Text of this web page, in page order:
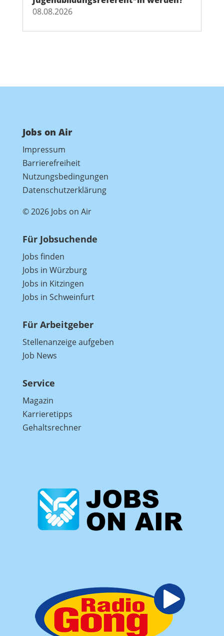
08.08.2026
Jobs on Air
Impressum
Barrierefreiheit
Nutzungsbedingungen
Datenschutzerklärung
© 2026 Jobs on Air
Für Jobsuchende
Jobs finden
Jobs in Würzburg
Jobs in Kitzingen
Jobs in Schweinfurt
Für Arbeitgeber
Stellenanzeige aufgeben
Job News
Service
Magazin
Karrieretipps
Gehaltsrechner